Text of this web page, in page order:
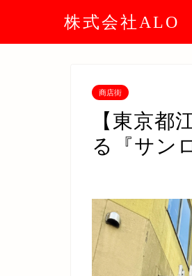
株式会社ALO
商店街
【東京都
る『サン